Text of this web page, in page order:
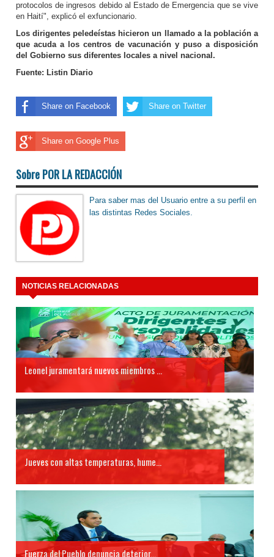
protocolos de ingresos debido al Estado de Emergencia que se vive
en Haití", explicó el exfuncionario.
Los dirigentes peledeístas hicieron un llamado a la población a
que acuda a los centros de vacunación y puso a disposición
del Gobierno sus diferentes locales a nivel nacional.
Fuente: Listin Diario
Share on Facebook Share on Twitter
Share on Google Plus
Sobre POR LA REDACCIÓN
Para saber mas del Usuario entre a su perfil en
las distintas Redes Sociales.
NOTICIAS RELACIONADAS
Leonel juramentará nuevos miembros ...
Jueves con altas temperaturas, hume...
Fuerza del Pueblo denuncia deterior...